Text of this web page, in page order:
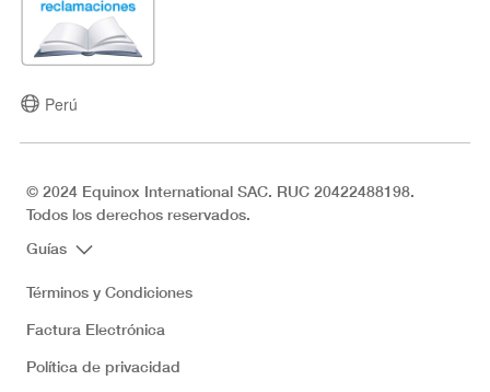
Perú
© 2024 Equinox International SAC. RUC 20422488198.
Todos los derechos reservados.
Guías
Términos y Condiciones
Factura Electrónica
Política de privacidad